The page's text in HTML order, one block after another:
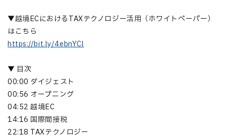
▼越境ECにおけるTAXテクノロジー活用（ホワイトペーパー）
はこちら
https://bit.ly/4ebnYCl
▼ 目次
00:00 ダイジェスト
00:56 オープニング
04:52 越境EC
14:16 国際間接税
22:18 TAXテクノロジー